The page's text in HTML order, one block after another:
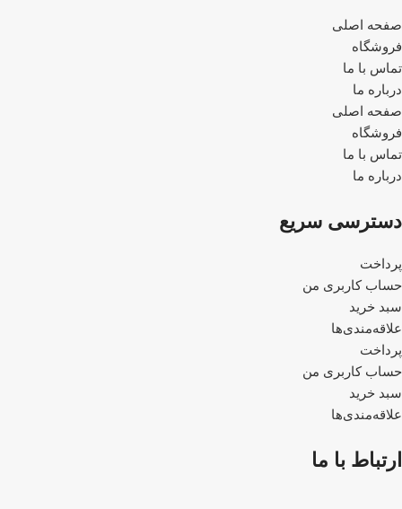
صفحه اصلی
فروشگاه
تماس با ما
درباره ما
صفحه اصلی
فروشگاه
تماس با ما
درباره ما
دسترسی سریع
پرداخت
حساب کاربری من
سبد خرید
علاقه‌مندی‌ها
پرداخت
حساب کاربری من
سبد خرید
علاقه‌مندی‌ها
ارتباط با ما